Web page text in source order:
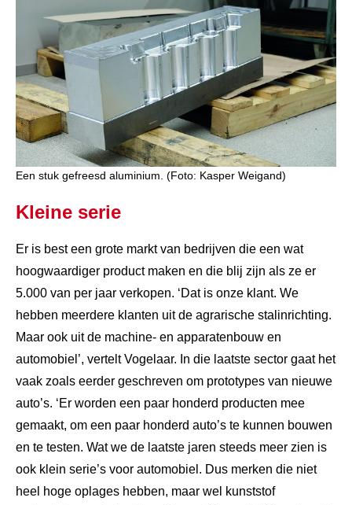
Een stuk gefreesd aluminium. (Foto: Kasper Weigand)
Kleine serie
Er is best een grote markt van bedrijven die een wat
hoogwaardiger product maken en die blij zijn als ze er
5.000 van per jaar verkopen. ‘Dat is onze klant. We
hebben meerdere klanten uit de agrarische stalinrichting.
Maar ook uit de machine- en apparatenbouw en
automobiel’, vertelt Vogelaar. In die laatste sector gaat het
vaak zoals eerder geschreven om prototypes van nieuwe
auto’s. ‘Er worden een paar honderd producten mee
gemaakt, om een paar honderd auto’s te kunnen bouwen
en te testen. Wat we de laatste jaren steeds meer zien is
ook klein serie’s voor automobiel. Dus merken die niet
heel hoge oplages hebben, maar wel kunststof